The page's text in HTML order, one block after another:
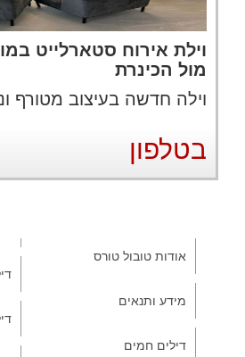
וילת אירוח סטארלייט
מול הכינרת
וילה חדשה בעיצוב מטורף
בטלפון
אודות טובול טורס
מידע ותנאים
דילים חמים